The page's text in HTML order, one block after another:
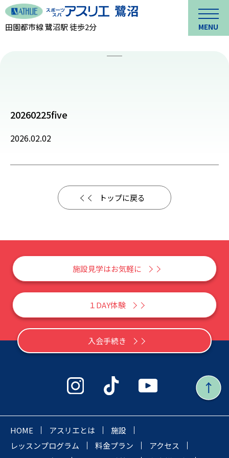
田園都市線 鷺沼駅 徒歩2分 MENU
20260225five
2026.02.02
トップに戻る
施設見学はお気軽に
１DAY体験
入会手続き
HOME アスリエとは
施設
レッスンプログラム
料金プラン
アクセス